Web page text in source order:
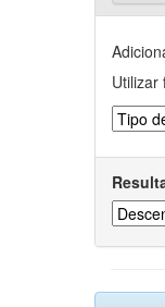
Utilizar